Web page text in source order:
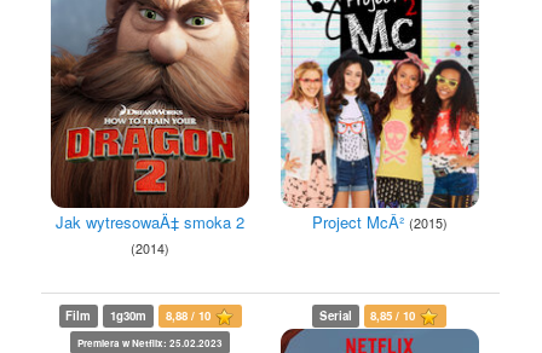
Jak wytresowaÄ‡ smoka 2
(2014)
Project McÂ² (2015)
Film 1g30m 8,88 / 10
Premiera w Netflix: 25.02.2023
Serial 8,85 / 10